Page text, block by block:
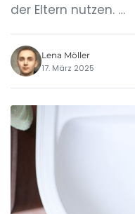
der Eltern nutzen. …
Lena Möller
17. März 2025